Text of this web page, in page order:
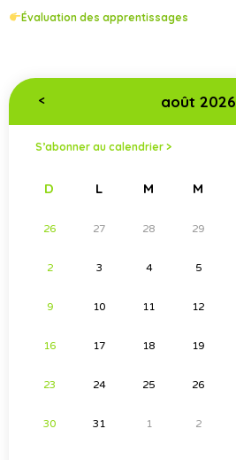
Évaluation des apprentissages
< août 2026
S’abonner au calendrier >
D L M M
26 27 28 29
2 3 4 5
9 10 11 12
16 17 18 19
23 24 25 26
30 31 1 2